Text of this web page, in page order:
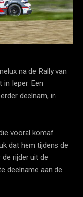
na de Rally van
in Ieper. Een
deelnam, in
vooral komaf
dat hem tijdens de
rijder uit de
deelname aan de